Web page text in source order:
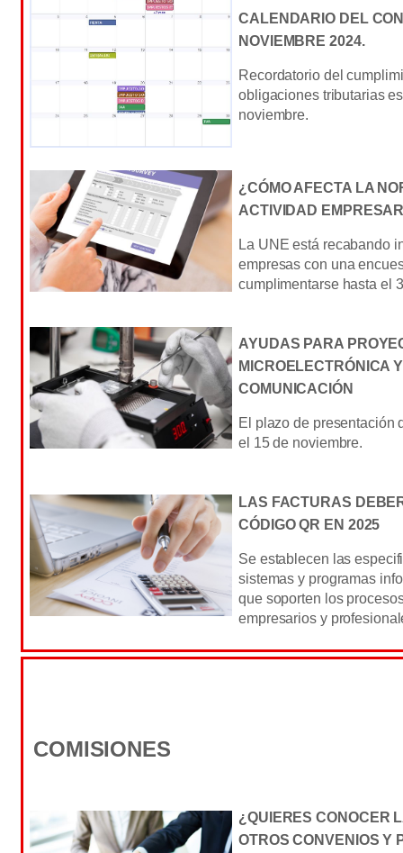
CALENDARIO DEL
NOVIEMBRE 2024.
Recordatorio del
obligaciones tributarias
noviembre.
¿CÓMO AFECTA LA
ACTIVIDAD
La UNE está recabando
empresas con una
cumplimentarse hasta el
AYUDAS PARA
MICROELECTRÓNICA
COMUNICACIÓN
El plazo de presentación
el 15 de noviembre.
LAS FACTURAS
CÓDIGO QR EN 2025
Se establecen las
sistemas y programas
que soporten los
empresarios y
COMISIONES
¿QUIERES CONOCER
OTROS CONVENIOS Y